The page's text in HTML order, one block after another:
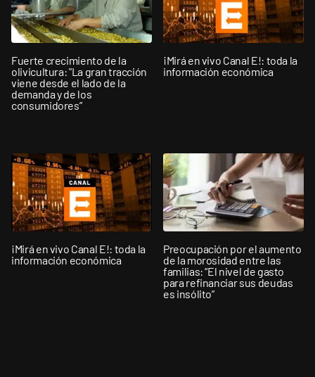
Fuerte crecimiento de la
olivicultura: "La gran tracción
viene desde el lado de la
demanda y de los
consumidores”
¡Mirá en vivo Canal E!: toda la
información económica
¡Mirá en vivo Canal E!: toda la
información económica
Preocupación por el aumento
de la morosidad entre las
familias: “El nivel de gasto
para refinanciar sus deudas
es insólito”